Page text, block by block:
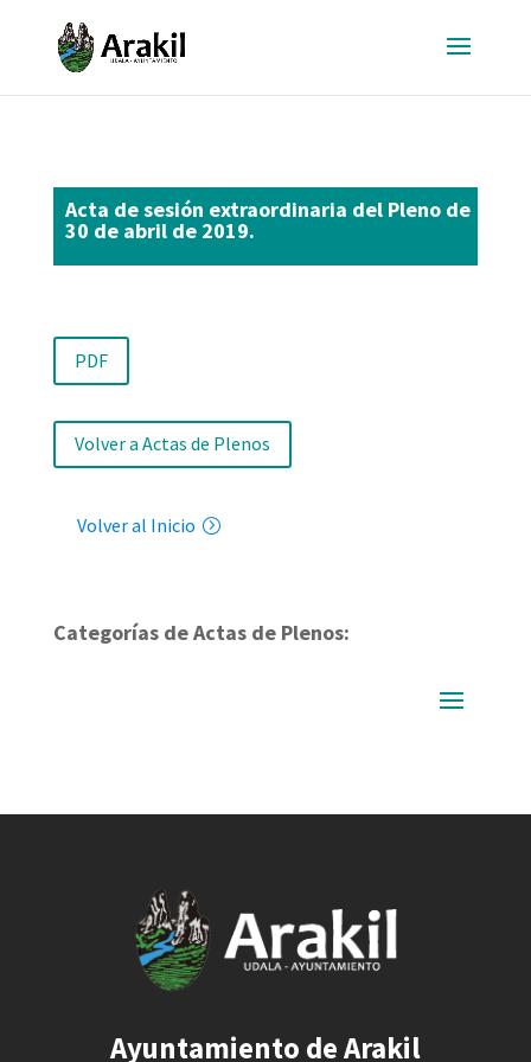
Acta de sesión extraordinaria del Pleno de
30 de abril de 2019.
PDF
Volver a Actas de Plenos
Volver al Inicio
Categorías de Actas de Plenos:
Ayuntamiento de Arakil